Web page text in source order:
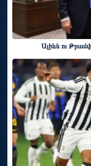
Ալիևն ու